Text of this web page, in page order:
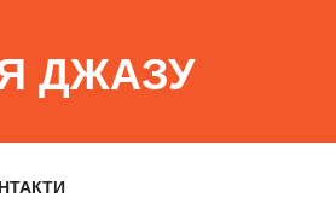
ДЖАЗУ